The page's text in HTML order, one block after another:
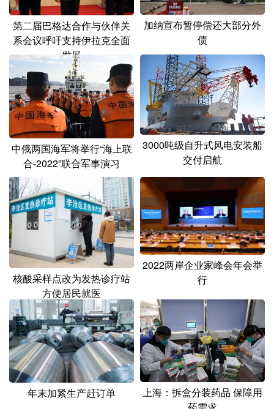
多语种频道
English Español
Русский язык 日本語 한국어
Deutsch Português
第二届巴格达合作与伙伴关
系会议呼吁支持伊拉克全面
发展
加纳宣布暂停偿还大部分外
债
中俄两国海军将举行“海上联
合-2022”联合军事演习
3000吨级自升式风电安装船
交付启航
核酸采样点改为发热诊疗站
方便居民就医
2022两岸企业家峰会年会举
行
年末加紧生产赶订单
上海：拆盒分装药品 保障用